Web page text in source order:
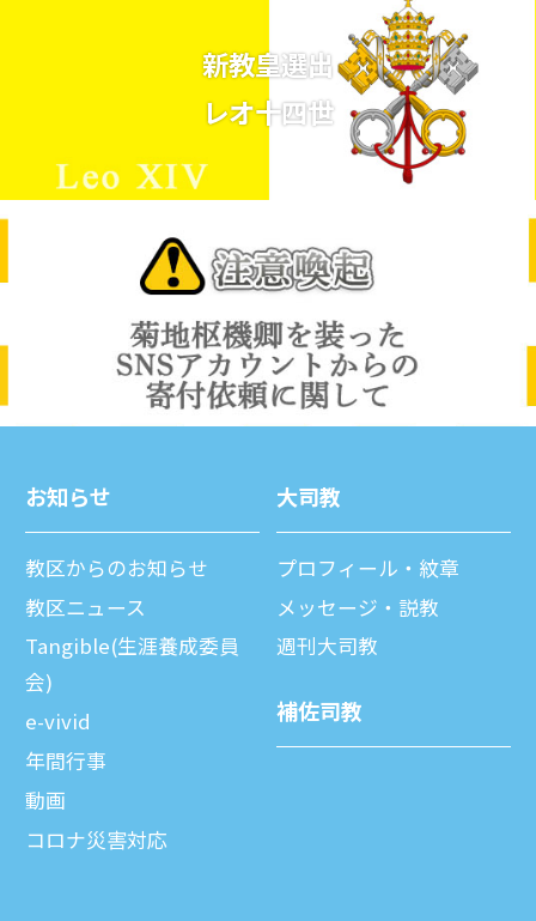
新教皇選出
レオ十四世
お知らせ
教区からのお知らせ
教区ニュース
Tangible(生涯養成委員
会)
e-vivid
年間⾏事
動画
コロナ災害対応
⼤司教
プロフィール・紋章
メッセージ・説教
週刊⼤司教
補佐司教